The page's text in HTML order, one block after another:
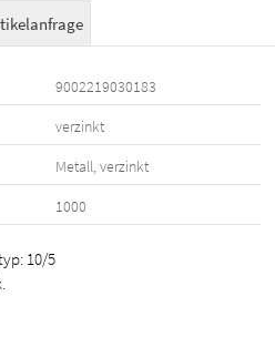
9002219030183
verzinkt
Metall, verzinkt
1000
10/5